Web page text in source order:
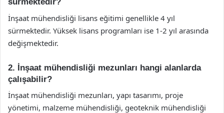
İnşaat mühendisliği lisans eğitimi genellikle 4 yıl
sürmektedir. Yüksek lisans programları ise 1-2 yıl arasında
değişmektedir.
2. İnşaat mühendisliği mezunları hangi alanlarda
çalışabilir?
İnşaat mühendisliği mezunları, yapı tasarımı, proje
yönetimi, malzeme mühendisliği, geoteknik mühendisliği